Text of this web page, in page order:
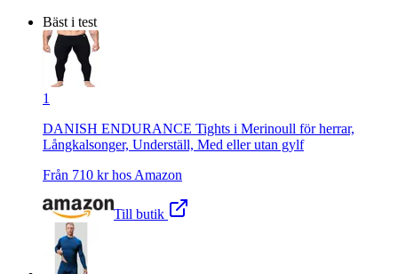
Bäst i test
1
DANISH ENDURANCE Tights i Merinoull för herrar,
Långkalsonger, Underställ, Med eller utan gylf
Från 710 kr hos Amazon
Till butik